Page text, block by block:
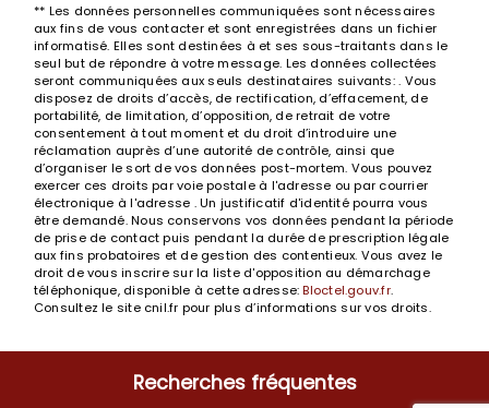
** Les données personnelles communiquées sont nécessaires
aux fins de vous contacter et sont enregistrées dans un fichier
informatisé. Elles sont destinées à et ses sous-traitants dans le
seul but de répondre à votre message. Les données collectées
seront communiquées aux seuls destinataires suivants: . Vous
disposez de droits d’accès, de rectification, d’effacement, de
portabilité, de limitation, d’opposition, de retrait de votre
consentement à tout moment et du droit d’introduire une
réclamation auprès d’une autorité de contrôle, ainsi que
d’organiser le sort de vos données post-mortem. Vous pouvez
exercer ces droits par voie postale à l'adresse ou par courrier
électronique à l'adresse . Un justificatif d'identité pourra vous
être demandé. Nous conservons vos données pendant la période
de prise de contact puis pendant la durée de prescription légale
aux fins probatoires et de gestion des contentieux. Vous avez le
droit de vous inscrire sur la liste d'opposition au démarchage
téléphonique, disponible à cette adresse:Bloctel.gouv.fr.
Consultez le site cnil.fr pour plus d’informations sur vos droits.
Recherches fréquentes